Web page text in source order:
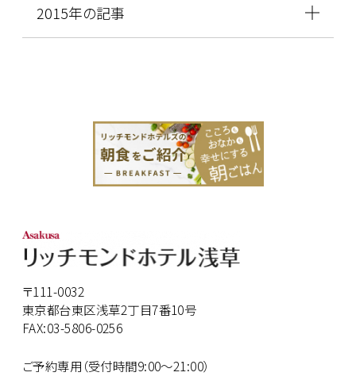
2015年の記事
〒111-0032
東京都台東区浅草2丁目7番10号
FAX:03-5806-0256
ご予約専用（受付時間9:00～21:00）